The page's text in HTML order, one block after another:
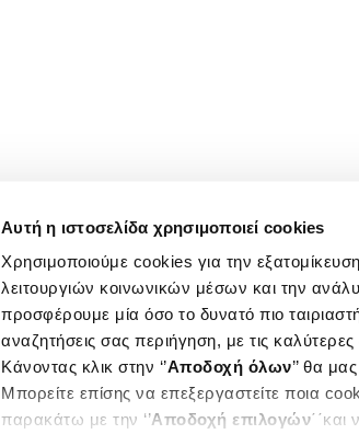
Αυτή η ιστοσελίδα χρησιμοποιεί cookies
Χρησιμοποιούμε cookies για την
λειτουργιών κοινωνικών μέσων και την
προσφέρουμε μία όσο το δυνατό πιο
αναζητήσεις σας περιήγηση, με τις
Κάνοντας κλικ στην ‘’Αποδοχή όλων’’ θα
Μπορείτε επίσης να επεξεργαστείτε ποια
παρακάτω με την ‘’Αποδοχή επιλογών